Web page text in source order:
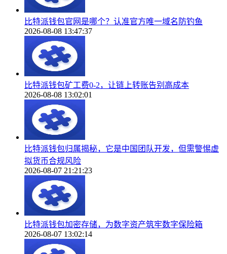
比特派钱包官网是哪个？认准官方唯一域名防钓鱼
2026-08-08 13:47:37
比特派钱包矿工费0-2，让链上转账告别高成本
2026-08-08 13:02:01
比特派钱包归属揭秘，它是中国团队开发，但需警惕虚
拟货币合规风险
2026-08-07 21:21:23
比特派钱包加密存储，为数字资产筑牢数字保险箱
2026-08-07 13:02:14